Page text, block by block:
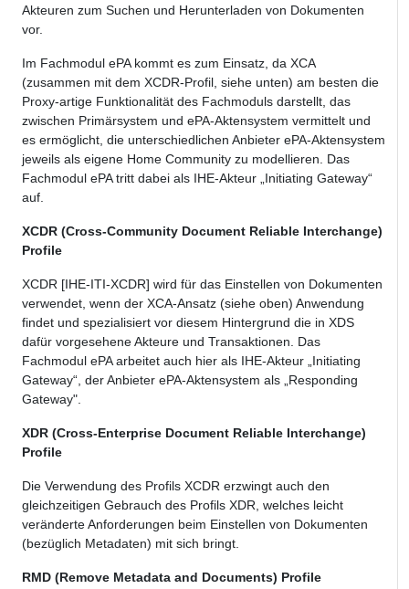
Akteuren zum Suchen und Herunterladen von Dokumenten
vor.
Im Fachmodul ePA kommt es zum Einsatz, da XCA
(zusammen mit dem XCDR-Profil, siehe unten) am besten die
Proxy-artige Funktionalität des Fachmoduls darstellt, das
zwischen Primärsystem und ePA-Aktensystem vermittelt und
es ermöglicht, die unterschiedlichen Anbieter ePA-Aktensystem
jeweils als eigene Home Community zu modellieren. Das
Fachmodul ePA tritt dabei als IHE-Akteur „Initiating Gateway“
auf.
XCDR (Cross-Community Document Reliable Interchange)
Profile
XCDR [IHE-ITI-XCDR] wird für das Einstellen von Dokumenten
verwendet, wenn der XCA-Ansatz (siehe oben) Anwendung
findet und spezialisiert vor diesem Hintergrund die in XDS
dafür vorgesehene Akteure und Transaktionen. Das
Fachmodul ePA arbeitet auch hier als IHE-Akteur „Initiating
Gateway“, der Anbieter ePA-Aktensystem als „Responding
Gateway".
XDR (Cross-Enterprise Document Reliable Interchange)
Profile
Die Verwendung des Profils XCDR erzwingt auch den
gleichzeitigen Gebrauch des Profils XDR, welches leicht
veränderte Anforderungen beim Einstellen von Dokumenten
(bezüglich Metadaten) mit sich bringt.
RMD (Remove Metadata and Documents) Profile